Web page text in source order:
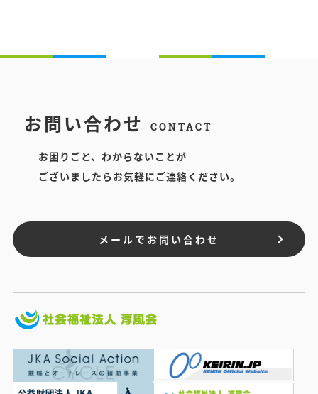
お問い合わせ CONTACT
お困りごと、わからないことが
ございましたらお気軽にご連絡ください。
メールでお問い合わせ